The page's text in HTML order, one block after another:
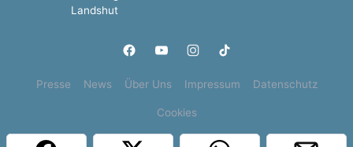
Landshut
Presse News Über Uns Impressum Datenschutz
Cookies